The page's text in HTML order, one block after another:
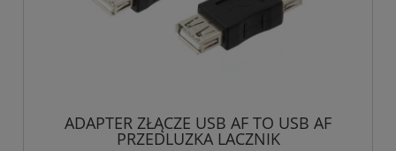
ADAPTER ZŁĄCZE USB AF TO USB AF
PRZEDLUZKA LACZNIK